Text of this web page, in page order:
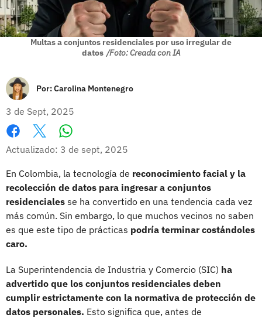
Multas a conjuntos residenciales por uso irregular de
datos /Foto: Creada con IA
Por:Carolina Montenegro
3 de Sept, 2025
Facebook
X
Actualizado: 3 de sept, 2025
En Colombia, la tecnología de reconocimiento facial y la
recolección de datos para ingresar a conjuntos
residenciales se ha convertido en una tendencia cada vez
más común. Sin embargo, lo que muchos vecinos no saben
es que este tipo de prácticas podría terminar costándoles
caro.
La Superintendencia de Industria y Comercio (SIC) ha
advertido que los conjuntos residenciales deben
cumplir estrictamente con la normativa de protección de
datos personales. Esto significa que, antes de